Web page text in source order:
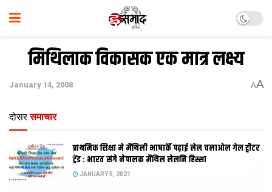
मिथिलाक विकासक एक मात्र लक्ष्य
January 14, 2008 AA
दोसर समाचार
प्राथमिक शि‍क्षा मे मैथि‍ली भाषाकेँ पढ़ाई लेल चलाओल गेल ट्वीटर
ट्रेंड : भारत संगे नेपालक मैथिल लेलनि हिस्सा
JANUARY 5, 2021